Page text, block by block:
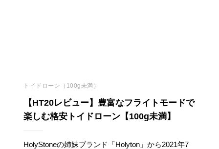
トイドローン（100g未満）
【HT20レビュー】豊富なフライトモードで
楽しむ格安トイドローン【100g未満】
HolyStoneの姉妹ブランド「Holyton」から2021年7